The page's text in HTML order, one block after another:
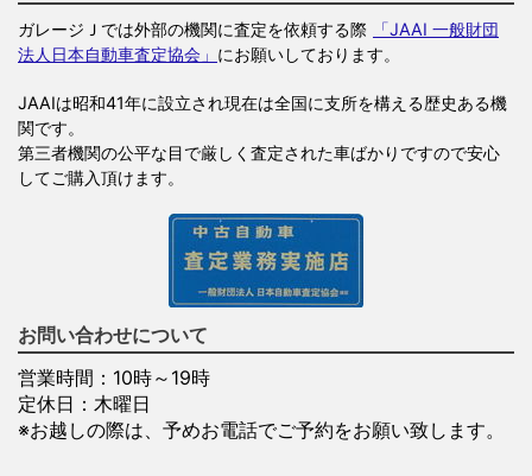
ガレージＪでは外部の機関に査定を依頼する際
「JAAI 一般財団
法人日本自動車査定協会」 にお願いしております。
JAAIは昭和41年に設立され現在は全国に支所を構える歴史ある機
関です。
第三者機関の公平な目で厳しく査定された車ばかりですので安心
してご購入頂けます。
お問い合わせについて
営業時間：10時～19時
定休日：木曜日
※お越しの際は、予めお電話でご予約をお願い致します。